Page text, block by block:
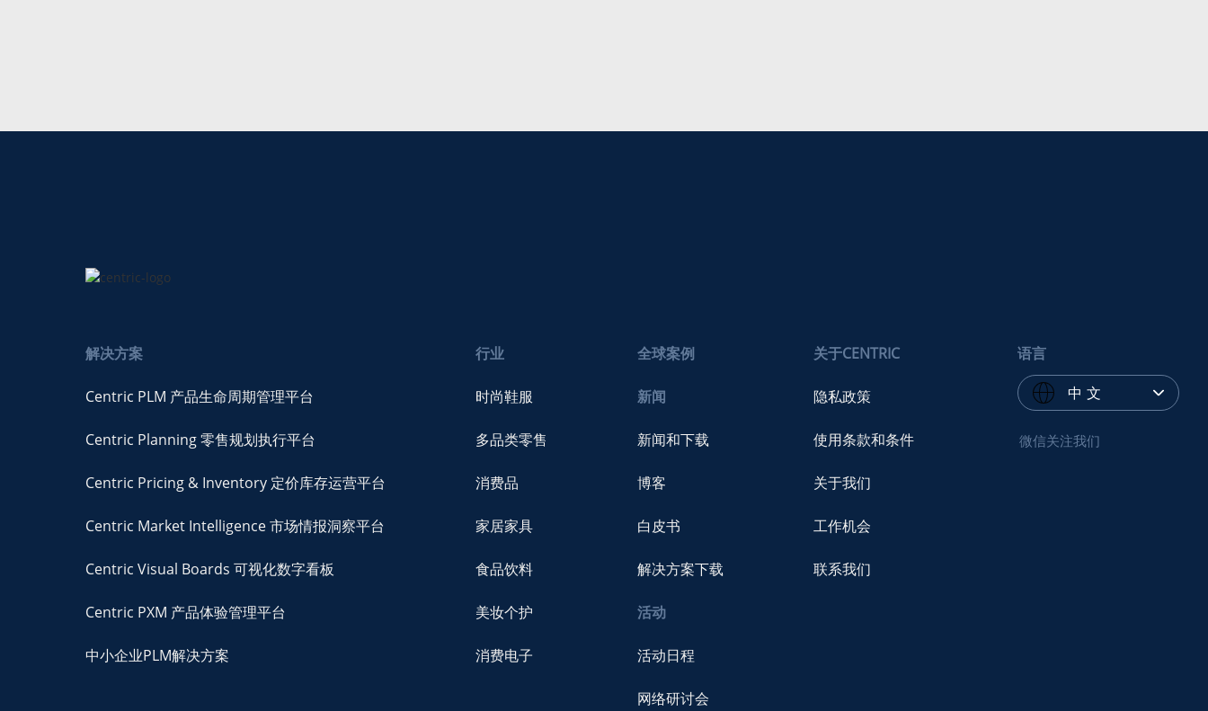
解决方案
Centric PLM 产品生命周期管理平台
Centric Planning 零售规划执行平台
Centric Pricing & Inventory 定价库存运营平台
Centric Market Intelligence 市场情报洞察平台
Centric Visual Boards 可视化数字看板
Centric PXM 产品体验管理平台
中小企业PLM解决方案
行业
时尚鞋服
多品类零售
消费品
家居家具
食品饮料
美妆个护
消费电子
全球案例
新闻
新闻和下载
博客
白皮书
解决方案下载
活动
活动日程
网络研讨会
关于CENTRIC
隐私政策
使用条款和条件
关于我们
工作机会
联系我们
语言
中 文
微信关注我们